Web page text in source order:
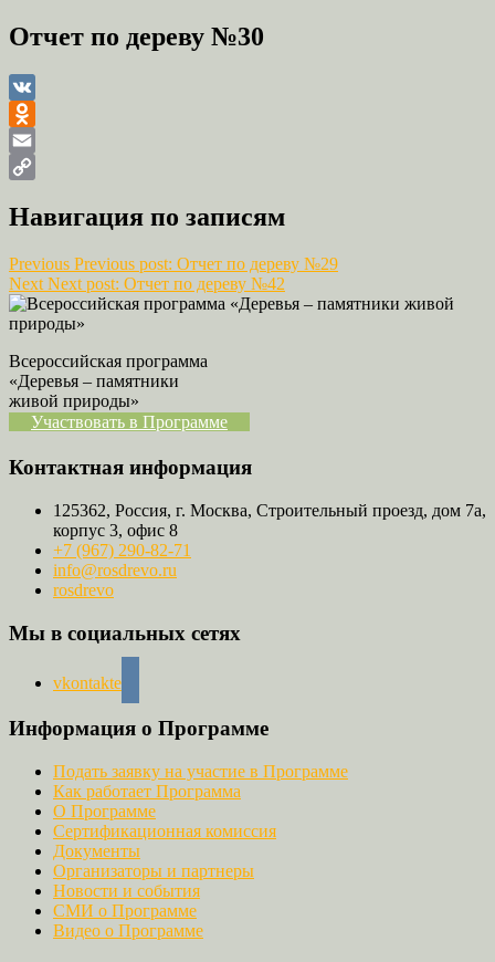
Отчет по дереву №30
VK
Odnoklassniki
Email
Link
Навигация по записям
Previous Previous post: Отчет по дереву №29
Next Next post: Отчет по дереву №42
Всероссийская программа
«Деревья – памятники
живой природы»
Участвовать в Программе
Контактная информация
125362, Россия, г. Москва, Строительный проезд, дом 7а,
корпус 3, офис 8
+7 (967) 290-82-71
info@rosdrevo.ru
rosdrevo
Мы в социальных сетях
vkontakte
Информация о Программе
Подать заявку на участие в Программе
Как работает Программа
О Программе
Сертификационная комиссия
Документы
Организаторы и партнеры
Новости и события
СМИ о Программе
Видео о Программе